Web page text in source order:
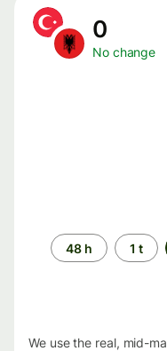
0
No change
Time
period
48 h 1 t
We use the real, mid-